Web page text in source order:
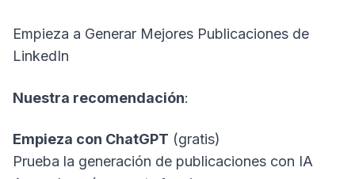
Empieza a Generar Mejores Publicaciones de
LinkedIn
Nuestra recomendación:
Empieza con ChatGPT (gratis)
Prueba la generación de publicaciones con IA